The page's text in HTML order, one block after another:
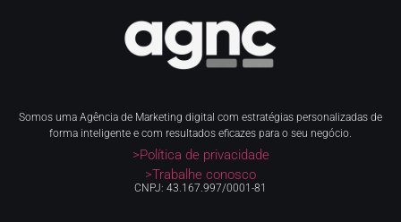
Somos uma Agência de Marketing digital com estratégias personalizadas de
forma inteligente e com resultados eficazes para o seu negócio.
>Política de privacidade
>Trabalhe conosco
CNPJ: 43.167.997/0001-81